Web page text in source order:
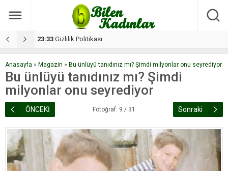
17:08 Dilan, düğününe 5 gün kala hayatını kaybetti
Anasayfa » Magazin » Bu ünlüyü tanıdınız mı? Şimdi milyonlar onu seyrediyor
Bu ünlüyü tanıdınız mı? Şimdi
milyonlar onu seyrediyor
ÖNCEKİ Fotoğraf: 9 / 31 Sonraki